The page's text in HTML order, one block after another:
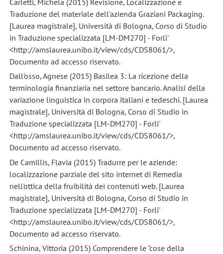
Carletti, Michela (2015) Revisione, Localizzazione e
Traduzione del materiale dell'azienda Graziani Packaging.
[Laurea magistrale], Università di Bologna, Corso di Studio
in Traduzione specializzata [LM-DM270] - Forli'
<http://amslaurea.unibo.it/view/cds/CDS8061/>,
Documento ad accesso riservato.
Dall'osso, Agnese (2015) Basilea 3: La ricezione della
terminologia finanziaria nel settore bancario. Analisi della
variazione linguistica in corpora italiani e tedeschi. [Laurea
magistrale], Università di Bologna, Corso di Studio in
Traduzione specializzata [LM-DM270] - Forli'
<http://amslaurea.unibo.it/view/cds/CDS8061/>,
Documento ad accesso riservato.
De Camillis, Flavia (2015) Tradurre per le aziende:
localizzazione parziale del sito internet di Remedia
nell'ottica della fruibilità dei contenuti web. [Laurea
magistrale], Università di Bologna, Corso di Studio in
Traduzione specializzata [LM-DM270] - Forli'
<http://amslaurea.unibo.it/view/cds/CDS8061/>,
Documento ad accesso riservato.
Schinina, Vittoria (2015) Comprendere le "cose della